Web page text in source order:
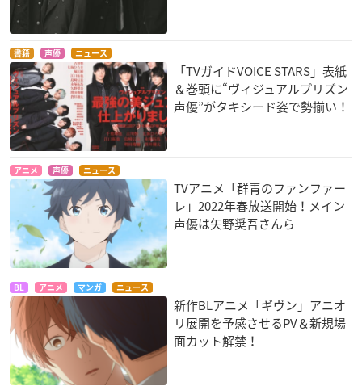
書籍 声優 ニュース
「TVガイドVOICE STARS」表紙
＆巻頭に“ヴィジュアルプリズン
声優”がタキシード姿で勢揃い！
アニメ 声優 ニュース
TVアニメ「群青のファンファー
レ」2022年春放送開始！メイン
声優は矢野奨吾さんら
BL アニメ マンガ ニュース
新作BLアニメ「ギヴン」アニオ
リ展開を予感させるPV＆新規場
面カット解禁！